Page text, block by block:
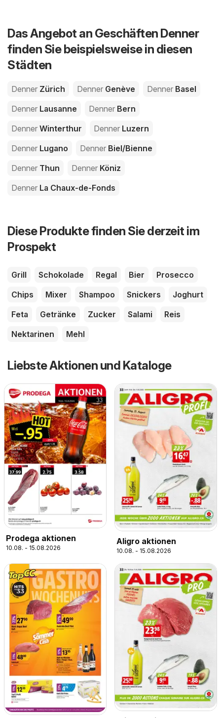
Das Angebot an Geschäften Denner
finden Sie beispielsweise in diesen
Städten
Denner Zürich Denner Genève Denner Basel
Denner Lausanne Denner Bern
Denner Winterthur Denner Luzern
Denner Lugano Denner Biel/Bienne
Denner Thun Denner Köniz
Denner La Chaux-de-Fonds
Diese Produkte finden Sie derzeit im
Prospekt
Grill Schokolade Regal Bier
Prosecco
Chips
Mixer Shampoo Snickers
Joghurt
Feta
Getränke Zucker Salami
Reis
Nektarinen
Mehl
Liebste Aktionen und Kataloge
Prodega aktionen
10.08. - 15.08.2026
Aligro aktionen
10.08. - 15.08.2026